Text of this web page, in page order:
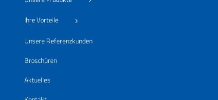
Ihre Vorteile
Unsere Referenzkunden
Broschüren
Aktuelles